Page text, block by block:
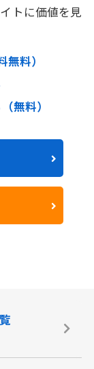
トに価値を見
料）
無料）